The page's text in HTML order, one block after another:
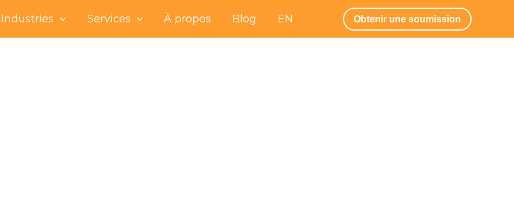
Industries Services À propos Blog EN Obtenir une soumission